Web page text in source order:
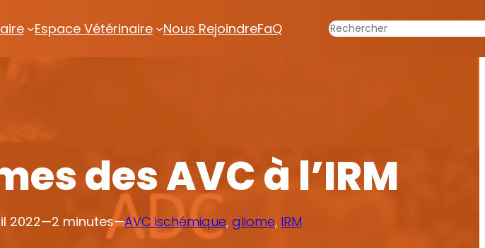
Espace Vétérinaire Nous RejoindreFaQ Rechercher
des AVC à l’IRM
2022—2 minutes—AVC ischémique, gliome, IRM